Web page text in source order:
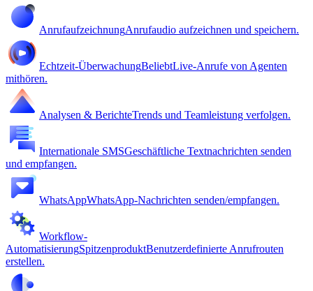
AnrufaufzeichnungAnrufaudio aufzeichnen und speichern.
Echtzeit-ÜberwachungBeliebtLive-Anrufe von Agenten
mithören.
Analysen & BerichteTrends und Teamleistung verfolgen.
Internationale SMSGeschäftliche Textnachrichten senden
und empfangen.
WhatsAppWhatsApp-Nachrichten senden/empfangen.
Workflow-
AutomatisierungSpitzenproduktBenutzerdefinierte Anrufrouten
erstellen.